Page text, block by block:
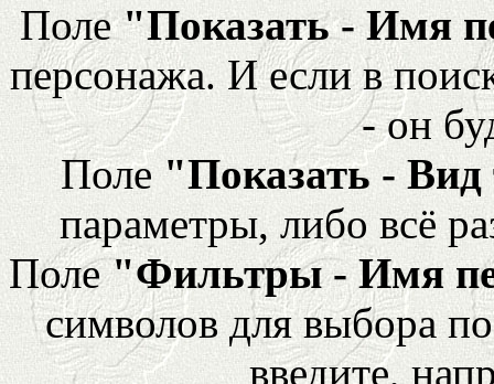
Поле"Показать - Имя
персонажа. И если в
- он
Поле "Показать -
параметры, либо всё
Поле"Фильтры - Имя
символов для выбора
введите,